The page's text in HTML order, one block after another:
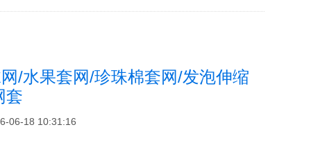
/水果套网/珍珠棉套网/发泡伸缩
套
06-18 10:31:16